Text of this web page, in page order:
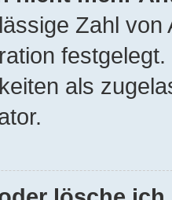
Zahl
als